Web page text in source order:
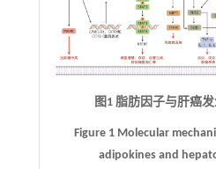
图1 脂肪因子与肝癌
Figure 1 Molecular
adipokines and